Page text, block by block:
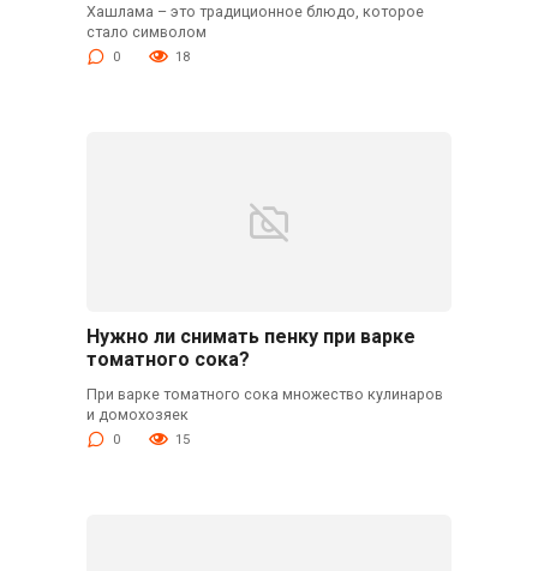
Хашлама – это традиционное блюдо, которое
стало символом
0 18
Нужно ли снимать пенку при варке
томатного сока?
При варке томатного сока множество кулинаров
и домохозяек
0 15